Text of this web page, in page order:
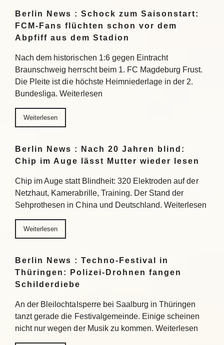
Berlin News : Schock zum Saisonstart:
FCM-Fans flüchten schon vor dem
Abpfiff aus dem Stadion
Nach dem historischen 1:6 gegen Eintracht
Braunschweig herrscht beim 1. FC Magdeburg Frust.
Die Pleite ist die höchste Heimniederlage in der 2.
Bundesliga. Weiterlesen
Weiterlesen
Berlin News : Nach 20 Jahren blind:
Chip im Auge lässt Mutter wieder lesen
Chip im Auge statt Blindheit: 320 Elektroden auf der
Netzhaut, Kamerabrille, Training. Der Stand der
Sehprothesen in China und Deutschland. Weiterlesen
Weiterlesen
Berlin News : Techno-Festival in
Thüringen: Polizei-Drohnen fangen
Schilderdiebe
An der Bleilochtalsperre bei Saalburg in Thüringen
tanzt gerade die Festivalgemeinde. Einige scheinen
nicht nur wegen der Musik zu kommen. Weiterlesen